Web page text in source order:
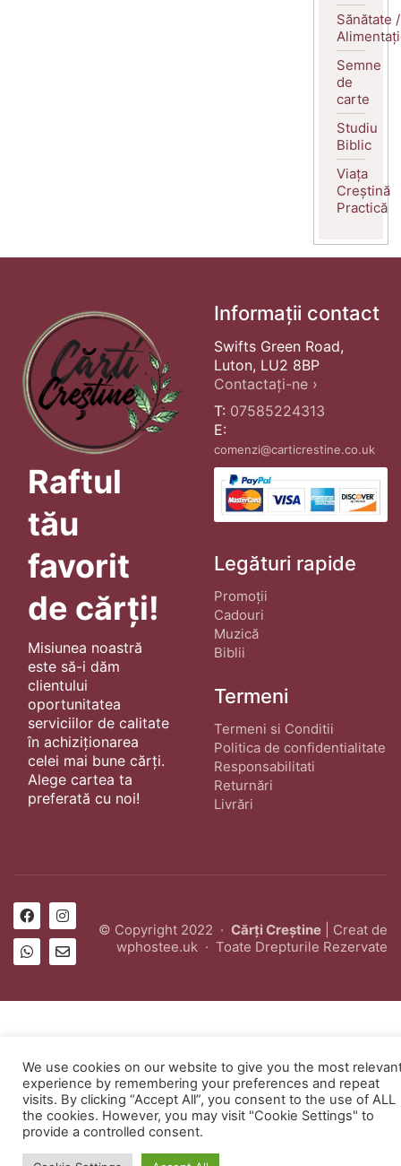
Sănătate /
Semne
de
carte
Studiu
Biblic
Viața
Creștină
Practică
Raftul
tău
favorit
de cărți!
Misiunea noastră
este să-i dăm
clientului
oportunitatea
serviciilor de calitate
în achiziționarea
celei mai bune cărți.
Alege cartea ta
preferată cu noi!
Informații contact
Swifts Green Road,
Luton, LU2 8BP
Contactați-ne ›
T: 07585224313
E:
comenzi@carticrestine.co.uk
Legături rapide
Promoții
Cadouri
Muzică
Biblii
Termeni
Termeni si Conditii
Politica de confidentialitate
Responsabilitati
Returnări
Livrări
© Copyright 2022 · Cărți Creștine | Creat de
wphostee.uk · Toate Drepturile Rezervate
We use cookies on our website to give you the most
experience by remembering your preferences and repeat
visits. By clicking “Accept All”, you consent to the use of ALL
the cookies. However, you may visit "Cookie Settings" to
provide a controlled consent.